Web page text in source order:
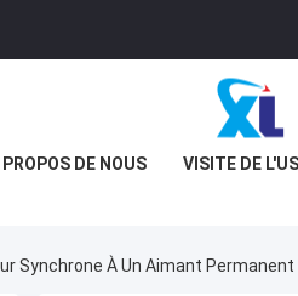
DE NOUS VISITE DE
Synchrone À Un Aimant